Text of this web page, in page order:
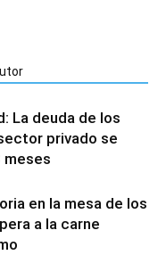
La deuda de los
privado se
meses
en la mesa de los
a la carne